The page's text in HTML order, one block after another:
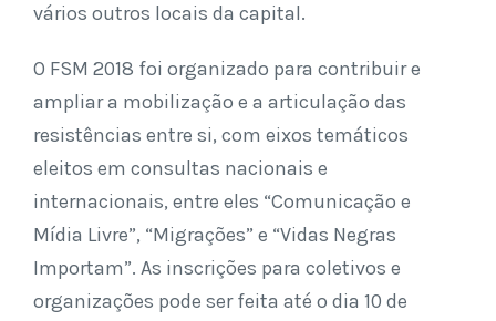
vários outros locais da capital.
O FSM 2018 foi organizado para contribuir e
ampliar a mobilização e a articulação das
resistências entre si, com eixos temáticos
eleitos em consultas nacionais e
internacionais, entre eles “Comunicação e
Mídia Livre”, “Migrações” e “Vidas Negras
Importam”. As inscrições para coletivos e
organizações pode ser feita até o dia 10 de